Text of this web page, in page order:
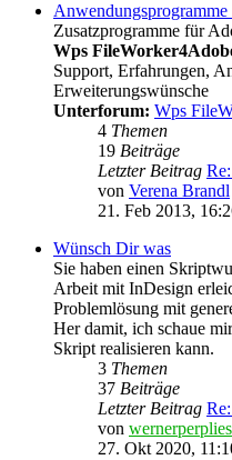
Zusatzprogramme für
Wps
Support, Erfahrungen,
Erweiterungswünsche
Unterforum: Wps
4 Themen
19 Beiträge
Letzter Beitrag
von Verena Brandl
21. Feb 2013,
Wünsch Dir was
Sie haben einen
Arbeit mit InDesign
Problemlösung mit
Her damit, ich schaue
Skript realisieren kann.
3 Themen
37 Beiträge
Letzter Beitrag
von wernerperplies
27. Okt 2020,